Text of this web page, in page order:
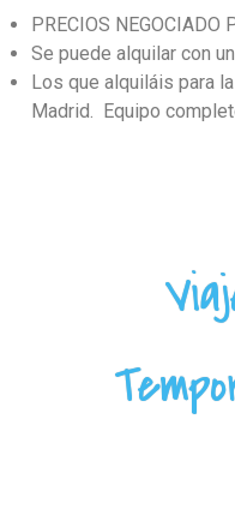
PRECIOS NEGOCIADO
Se puede alquilar con
Los que alquiláis para
Madrid. Equipo